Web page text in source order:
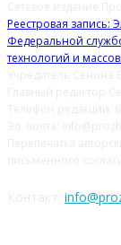
Реестровая запись:
Федеральной
технологий и